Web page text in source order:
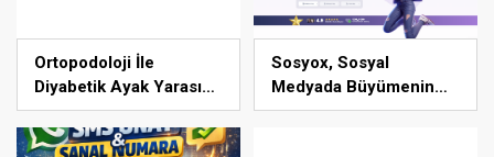
Ortopodoloji İle
Diyabetik Ayak Yarası
Tedavisi
Sosyox, Sosyal
Medyada Büyümenin
Güvenilir Adresi Olarak